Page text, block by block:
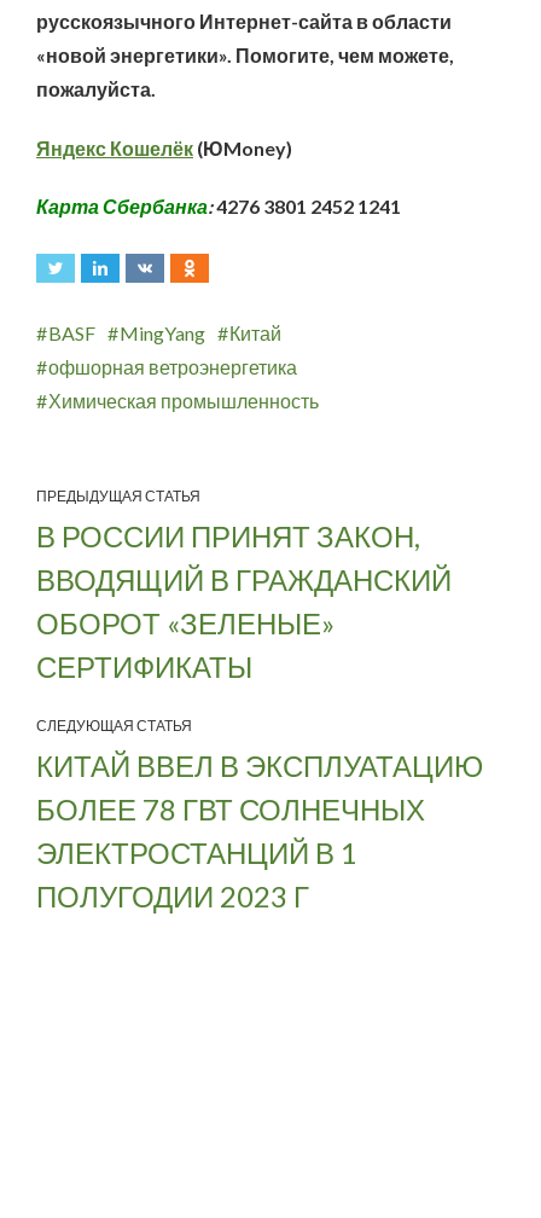
русскоязычного Интернет-сайта в области
«новой энергетики». Помогите, чем можете,
пожалуйста.
Яндекс Кошелёк (ЮMoney)
Карта Сбербанка:4276 3801 2452 1241
BASF MingYang
Китай
офшорная ветроэнергетика
Химическая промышленность
ПРЕДЫДУЩАЯ СТАТЬЯ
В РОССИИ ПРИНЯТ ЗАКОН,
ВВОДЯЩИЙ В ГРАЖДАНСКИЙ
ОБОРОТ «ЗЕЛЕНЫЕ»
СЕРТИФИКАТЫ
СЛЕДУЮЩАЯ СТАТЬЯ
КИТАЙ ВВЕЛ В ЭКСПЛУАТАЦИЮ
БОЛЕЕ 78 ГВТ СОЛНЕЧНЫХ
ЭЛЕКТРОСТАНЦИЙ В 1
ПОЛУГОДИИ 2023 Г